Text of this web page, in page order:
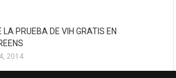
LA PRUEBA DE VIH GRATIS EN
2014